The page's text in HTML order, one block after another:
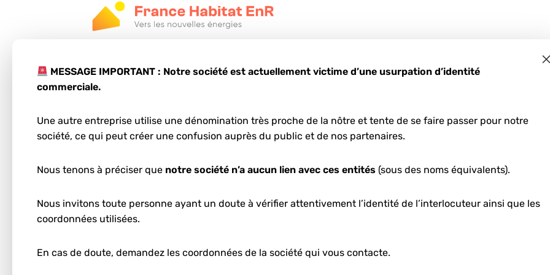
MESSAGE IMPORTANT : Notre société est actuellement victime d’une usurpation d’identité
commerciale.
Une autre entreprise utilise une dénomination très proche de la nôtre et tente de se faire passer pour notre
société, ce qui peut créer une confusion auprès du public et de nos partenaires.
Nous tenons à préciser que notre société n’a aucun lien avec ces entités (sous des noms équivalents).
Nous invitons toute personne ayant un doute à vérifier attentivement l’identité de l’interlocuteur ainsi que les
coordonnées utilisées.
En cas de doute, demandez les coordonnées de la société qui vous contacte.
Étape 1
Votre projet photovoltaïque
à Rochefort
Entrez votre code postal et votre ville :